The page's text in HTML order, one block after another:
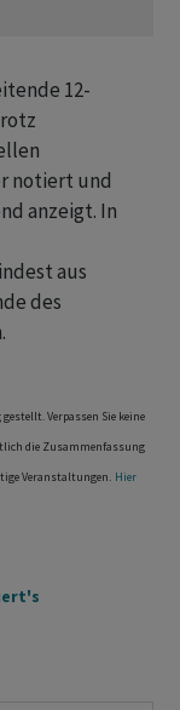
12-
notiert und
anzeigt. In
aus
des
Verpassen Sie keine
die Zusammenfassung
Veranstaltungen. Hier